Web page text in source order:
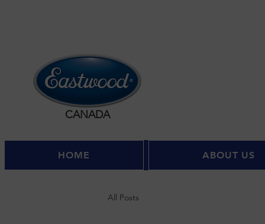
CANADA
HOME ABOUT US
All Posts